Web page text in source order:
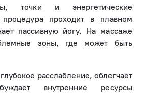
точки и энергетические
проходит в плавном
пассивную йогу. На массаже
зоны, где может быть
расслабление, облегчает
внутренние ресурсы